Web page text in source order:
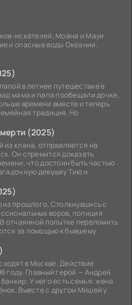
искателей, Моана и Мауи
и опасные воды Океании.
в летнее путешествие в
мама и папа пообещали дочке,
времени вместе и теперь
традиция. Но
(2025)
клана, отправляется на
Он стремится доказать
что достоин быть частью
девушку Тию и
из прошлого. Столкнувшись с
воров, полиция
отчаянной попытке переломить
за помощью к бывшему
в Москве. Действие
году. Главный герой — Андрей
У него есть семья: жена
Вместе с другом Мишей у